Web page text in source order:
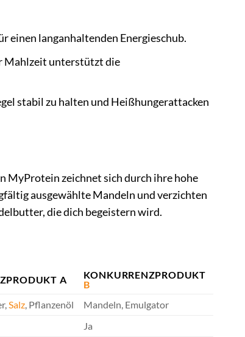
einen langanhaltenden Energieschub.
Mahlzeit unterstützt die
stabil zu halten und Heißhungerattacken
MyProtein zeichnet sich durch ihre hohe
ausgewählte Mandeln und verzichten
die dich begeistern wird.
A
KONKURRENZPRODUKT
B
Salz, Pflanzenöl
Mandeln, Emulgator
Ja